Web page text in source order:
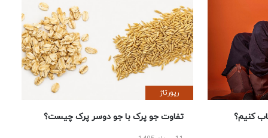
کنیم؟
رپورتاژ
تفاوت جو پرک با جو دوسر پرک چیست؟